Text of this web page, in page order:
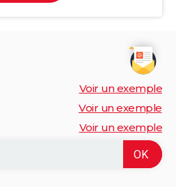
Voir un exemple
Voir un exemple
Voir un exemple